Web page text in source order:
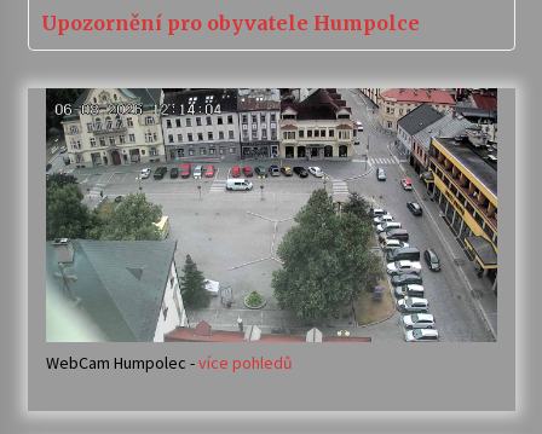
Upozornění pro obyvatele Humpolce
WebCam Humpolec -více pohledů